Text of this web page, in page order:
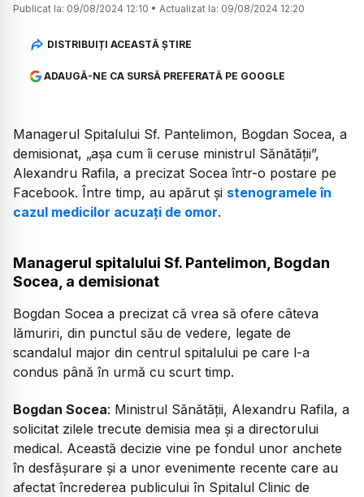
Publicat la: 09/08/2024 12:10 • Actualizat la: 09/08/2024 12:20
DISTRIBUIȚI ACEASTĂ ȘTIRE
ADAUGĂ-NE CA SURSĂ PREFERATĂ PE GOOGLE
Managerul Spitalului Sf. Pantelimon, Bogdan Socea, a
demisionat, „așa cum îi ceruse ministrul Sănătăţii”,
Alexandru Rafila, a precizat Socea într-o postare pe
Facebook. Între timp, au apărut și stenogramele în
cazul medicilor acuzați de omor.
Managerul spitalului Sf. Pantelimon, Bogdan
Socea, a demisionat
Bogdan Socea a precizat că vrea să ofere câteva
lămuriri, din punctul său de vedere, legate de
scandalul major din centrul spitalului pe care l-a
condus până în urmă cu scurt timp.
Bogdan Socea: Ministrul Sănătății, Alexandru Rafila, a
solicitat zilele trecute demisia mea și a directorului
medical. Această decizie vine pe fondul unor anchete
în desfășurare și a unor evenimente recente care au
afectat încrederea publicului în Spitalul Clinic de